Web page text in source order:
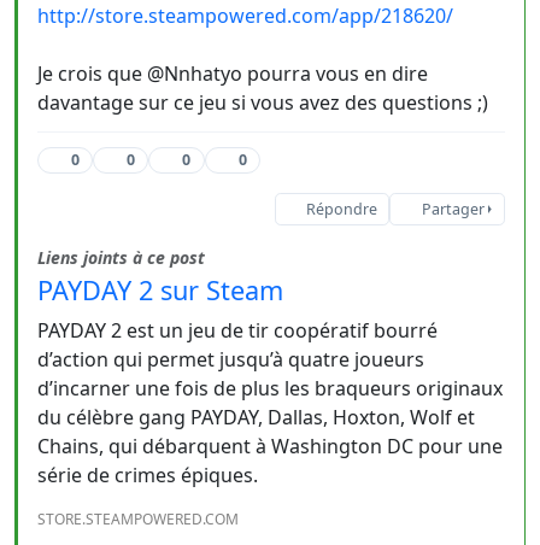
http://store.steampowered.com/app/218620/
Je crois que @Nnhatyo pourra vous en dire
davantage sur ce jeu si vous avez des questions ;)
0 0 0 0
Répondre Partager
Liens joints à ce post
PAYDAY 2 sur Steam
PAYDAY 2 est un jeu de tir coopératif bourré
d’action qui permet jusqu’à quatre joueurs
d’incarner une fois de plus les braqueurs originaux
du célèbre gang PAYDAY, Dallas, Hoxton, Wolf et
Chains, qui débarquent à Washington DC pour une
série de crimes épiques.
STORE.STEAMPOWERED.COM